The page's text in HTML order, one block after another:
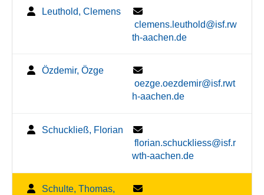
Leuthold, Clemens
clemens.leuthold@isf.rw
th-aachen.de
Özdemir, Özge
oezge.oezdemir@isf.rwt
h-aachen.de
Schuckließ, Florian
florian.schuckliess@isf.r
wth-aachen.de
Schulte, Thomas,